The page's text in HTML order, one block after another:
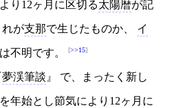
り12ヶ月に区切る太陽暦が記
が支那で生じたものか、 イ
不明です。 >>15
夢渓筆談 で、まったく新し
を年始とし節気により12ヶ月に